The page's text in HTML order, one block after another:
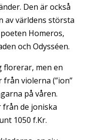
Den är också
av världens största
Homeros,
och Odysséen.
florerar, men en
violerna (”ion”
på våren.
de joniska
1050 f.Kr.